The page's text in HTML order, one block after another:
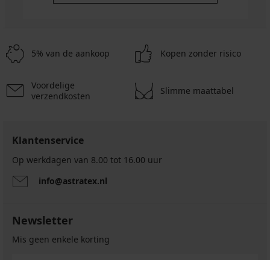
5% van de aankoop Kopen zonder risico
Voordelige
verzendkosten
Slimme maattabel
Klantenservice
Op werkdagen van 8.00 tot 16.00 uur
info@astratex.nl
Newsletter
Mis geen enkele korting